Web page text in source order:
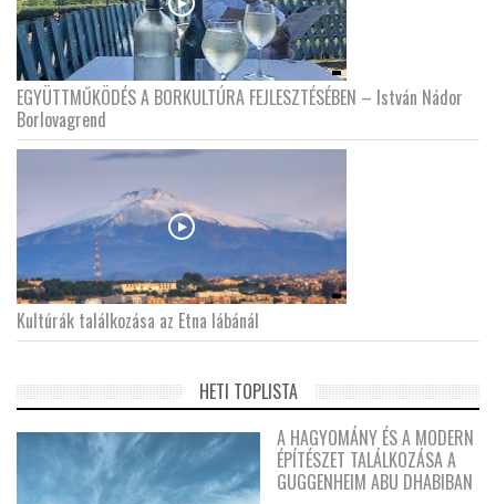
EGYÜTTMŰKÖDÉS A BORKULTÚRA FEJLESZTÉSÉBEN – István Nádor
Borlovagrend
Kultúrák találkozása az Etna lábánál
HETI TOPLISTA
A HAGYOMÁNY ÉS A MODERN
ÉPÍTÉSZET TALÁLKOZÁSA A
GUGGENHEIM ABU DHABIBAN